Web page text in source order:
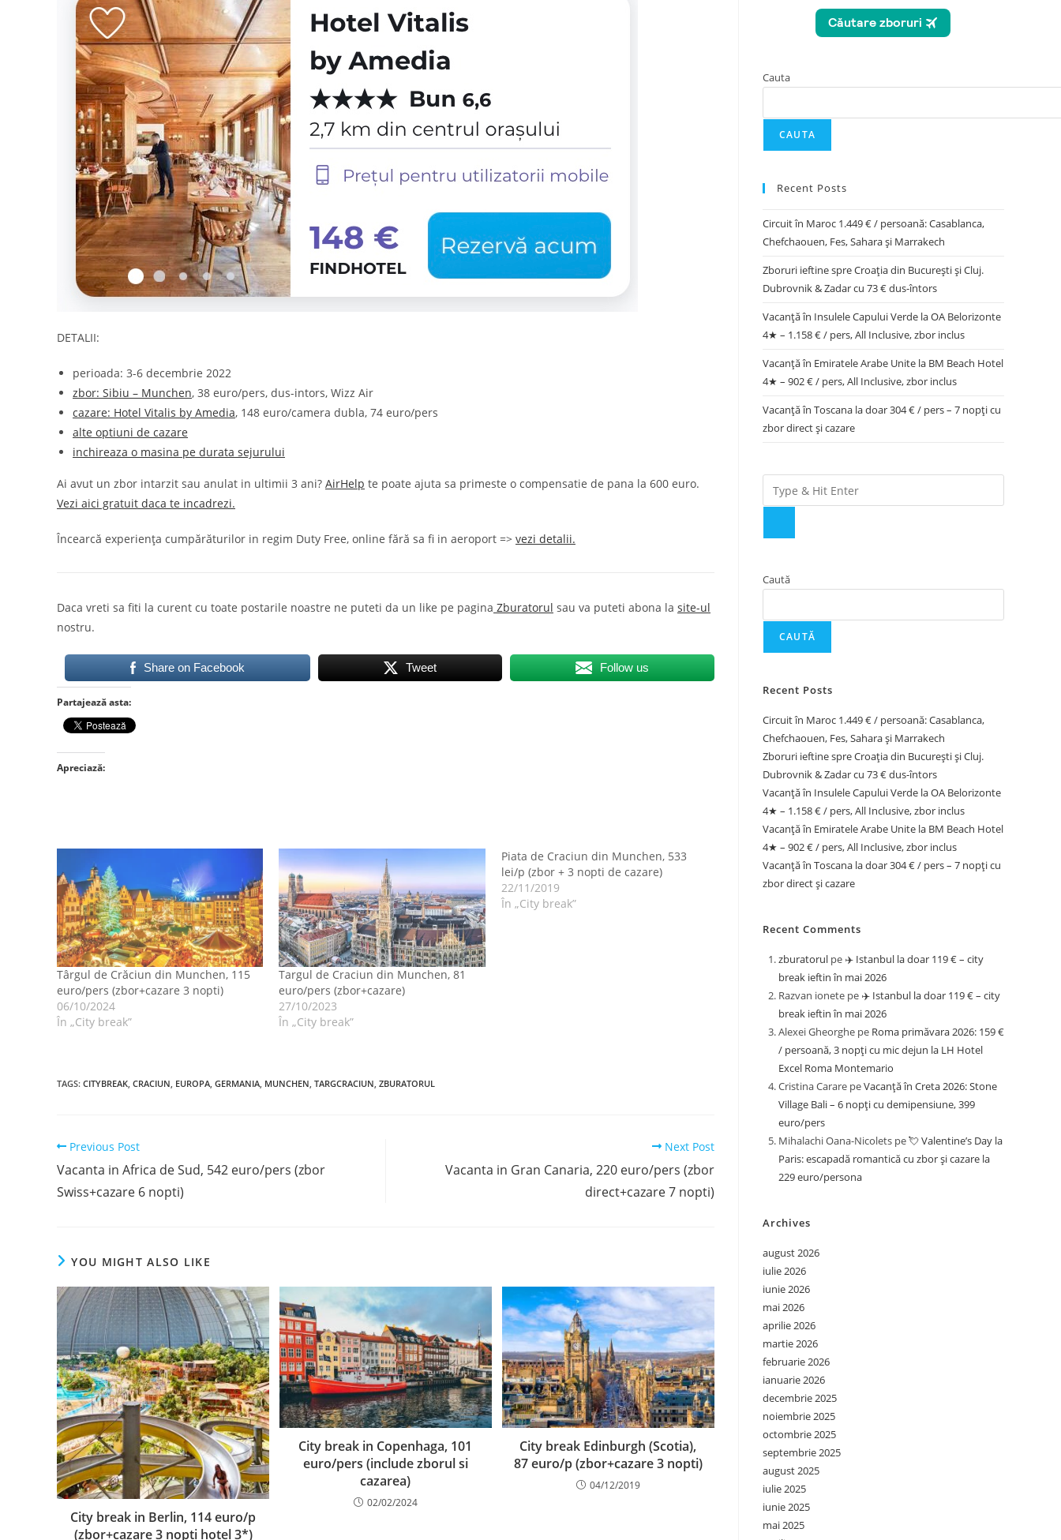
DETALII:
perioada: 3-6 decembrie 2022
zbor: Sibiu – Munchen, 38 euro/pers, dus-intors, Wizz Air
cazare: Hotel Vitalis by Amedia, 148 euro/camera dubla, 74 euro/pers
alte optiuni de cazare
inchireaza o masina pe durata sejurului
Ai avut un zbor intarzit sau anulat in ultimii 3 ani? AirHelp te poate ajuta sa primeste o compensatie de pana la 600 euro.
Vezi aici gratuit daca te incadrezi.
Încearcă experiența cumpărăturilor in regim Duty Free, online fără sa fi in aeroport => vezi detalii.
Daca vreti sa fiti la curent cu toate postarile noastre ne puteti da un like pe pagina Zburatorul sau va puteti abona la site-ul
nostru.
Share on Facebook Tweet Follow us
Partajează asta:
Apreciază:
Târgul de Crăciun din Munchen, 115
euro/pers (zbor+cazare 3 nopti)
06/10/2024
În „City break”
Targul de Craciun din Munchen, 81
euro/pers (zbor+cazare)
27/10/2023
În „City break”
Piata de Craciun din Munchen, 533
lei/p (zbor + 3 nopti de cazare)
22/11/2019
În „City break”
TAGS: CITYBREAK CRACIUN EUROPA GERMANIA MUNCHEN TARGCRACIUN ZBURATORUL
Read
articles
Previous Post
Vacanta in Africa de Sud, 542 euro/pers (zbor
Swiss+cazare 6 nopti)
Next Post
Vacanta in Gran Canaria, 220 euro/pers (zbor
direct+cazare 7 nopti)
YOU MIGHT ALSO LIKE
City break in Berlin, 114 euro/p
(zbor+cazare 3 nopti hotel 3*)
City break in Copenhaga, 101
euro/pers (include zborul si
cazarea)
02/02/2024
City break Edinburgh (Scotia),
87 euro/p (zbor+cazare 3 nopti)
04/12/2019
Cauta
CAUTA
Recent Posts
Circuit în Maroc 1.449 € / persoană: Casablanca,
Chefchaouen, Fes, Sahara și Marrakech
Zboruri ieftine spre Croația din București și Cluj.
Dubrovnik & Zadar cu 73 € dus-întors
Vacanță în Insulele Capului Verde la OA Belorizonte
4★ – 1.158 € / pers, All Inclusive, zbor inclus
Vacanță în Emiratele Arabe Unite la BM Beach Hotel
4★ – 902 € / pers, All Inclusive, zbor inclus
Vacanță în Toscana la doar 304 € / pers – 7 nopți cu
zbor direct și cazare
Caută
CAUTĂ
Recent Posts
Circuit în Maroc 1.449 € / persoană: Casablanca,
Chefchaouen, Fes, Sahara și Marrakech
Zboruri ieftine spre Croația din București și Cluj.
Dubrovnik & Zadar cu 73 € dus-întors
Vacanță în Insulele Capului Verde la OA Belorizonte
4★ – 1.158 € / pers, All Inclusive, zbor inclus
Vacanță în Emiratele Arabe Unite la BM Beach Hotel
4★ – 902 € / pers, All Inclusive, zbor inclus
Vacanță în Toscana la doar 304 € / pers – 7 nopți cu
zbor direct și cazare
Recent Comments
zburatorul pe ✈️ Istanbul la doar 119 € – city
break ieftin în mai 2026
Razvan ionete pe ✈️ Istanbul la doar 119 € – city
break ieftin în mai 2026
Alexei Gheorghe pe Roma primăvara 2026: 159 €
/ persoană, 3 nopți cu mic dejun la LH Hotel
Excel Roma Montemario
Cristina Carare peVacanță în Creta 2026: Stone
Village Bali – 6 nopți cu demipensiune, 399
euro/pers
Mihalachi Oana-Nicolets pe💘 Valentine’s Day la
Paris: escapadă romantică cu zbor și cazare la
229 euro/persona
Archives
august 2026
iulie 2026
iunie 2026
mai 2026
aprilie 2026
martie 2026
februarie 2026
ianuarie 2026
decembrie 2025
noiembrie 2025
octombrie 2025
septembrie 2025
august 2025
iulie 2025
iunie 2025
mai 2025